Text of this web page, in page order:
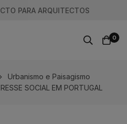
PARA ARQUITECTOS
0
Urbanismo e Paisagismo
SOCIAL EM PORTUGAL